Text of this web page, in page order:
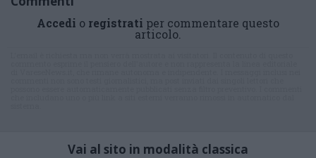
Accedi o registrati per commentare questo
articolo.
Vai al sito in modalità classica